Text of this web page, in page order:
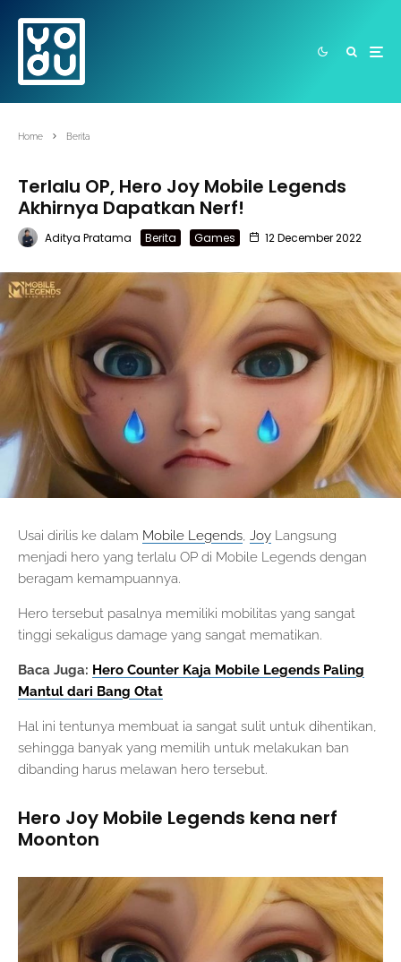
Home Berita
Terlalu OP, Hero Joy Mobile Legends
Akhirnya Dapatkan Nerf!
Aditya Pratama Berita Games 12 December 2022
Usai dirilis ke dalam Mobile Legends, Joy Langsung
menjadi hero yang terlalu OP di Mobile Legends dengan
beragam kemampuannya.
Hero tersebut pasalnya memiliki mobilitas yang sangat
tinggi sekaligus damage yang sangat mematikan.
Baca Juga: Hero Counter Kaja Mobile Legends Paling
Mantul dari Bang Otat
Hal ini tentunya membuat ia sangat sulit untuk dihentikan,
sehingga banyak yang memilih untuk melakukan ban
dibanding harus melawan hero tersebut.
Hero Joy Mobile Legends kena nerf
Moonton